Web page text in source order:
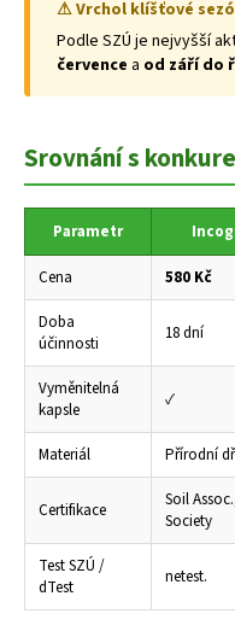
⚠ Vrchol klíšťové
Podle SZÚ je nejvyšší
července a od září do
Srovnání s
Parametr
Cena 580 Kč
Doba
účinnosti
18 dní
Vyměnitelná
kapsle
✓
Materiál Přírodní
Certifikace
Soil
Society
Test SZÚ /
dTest
netest.